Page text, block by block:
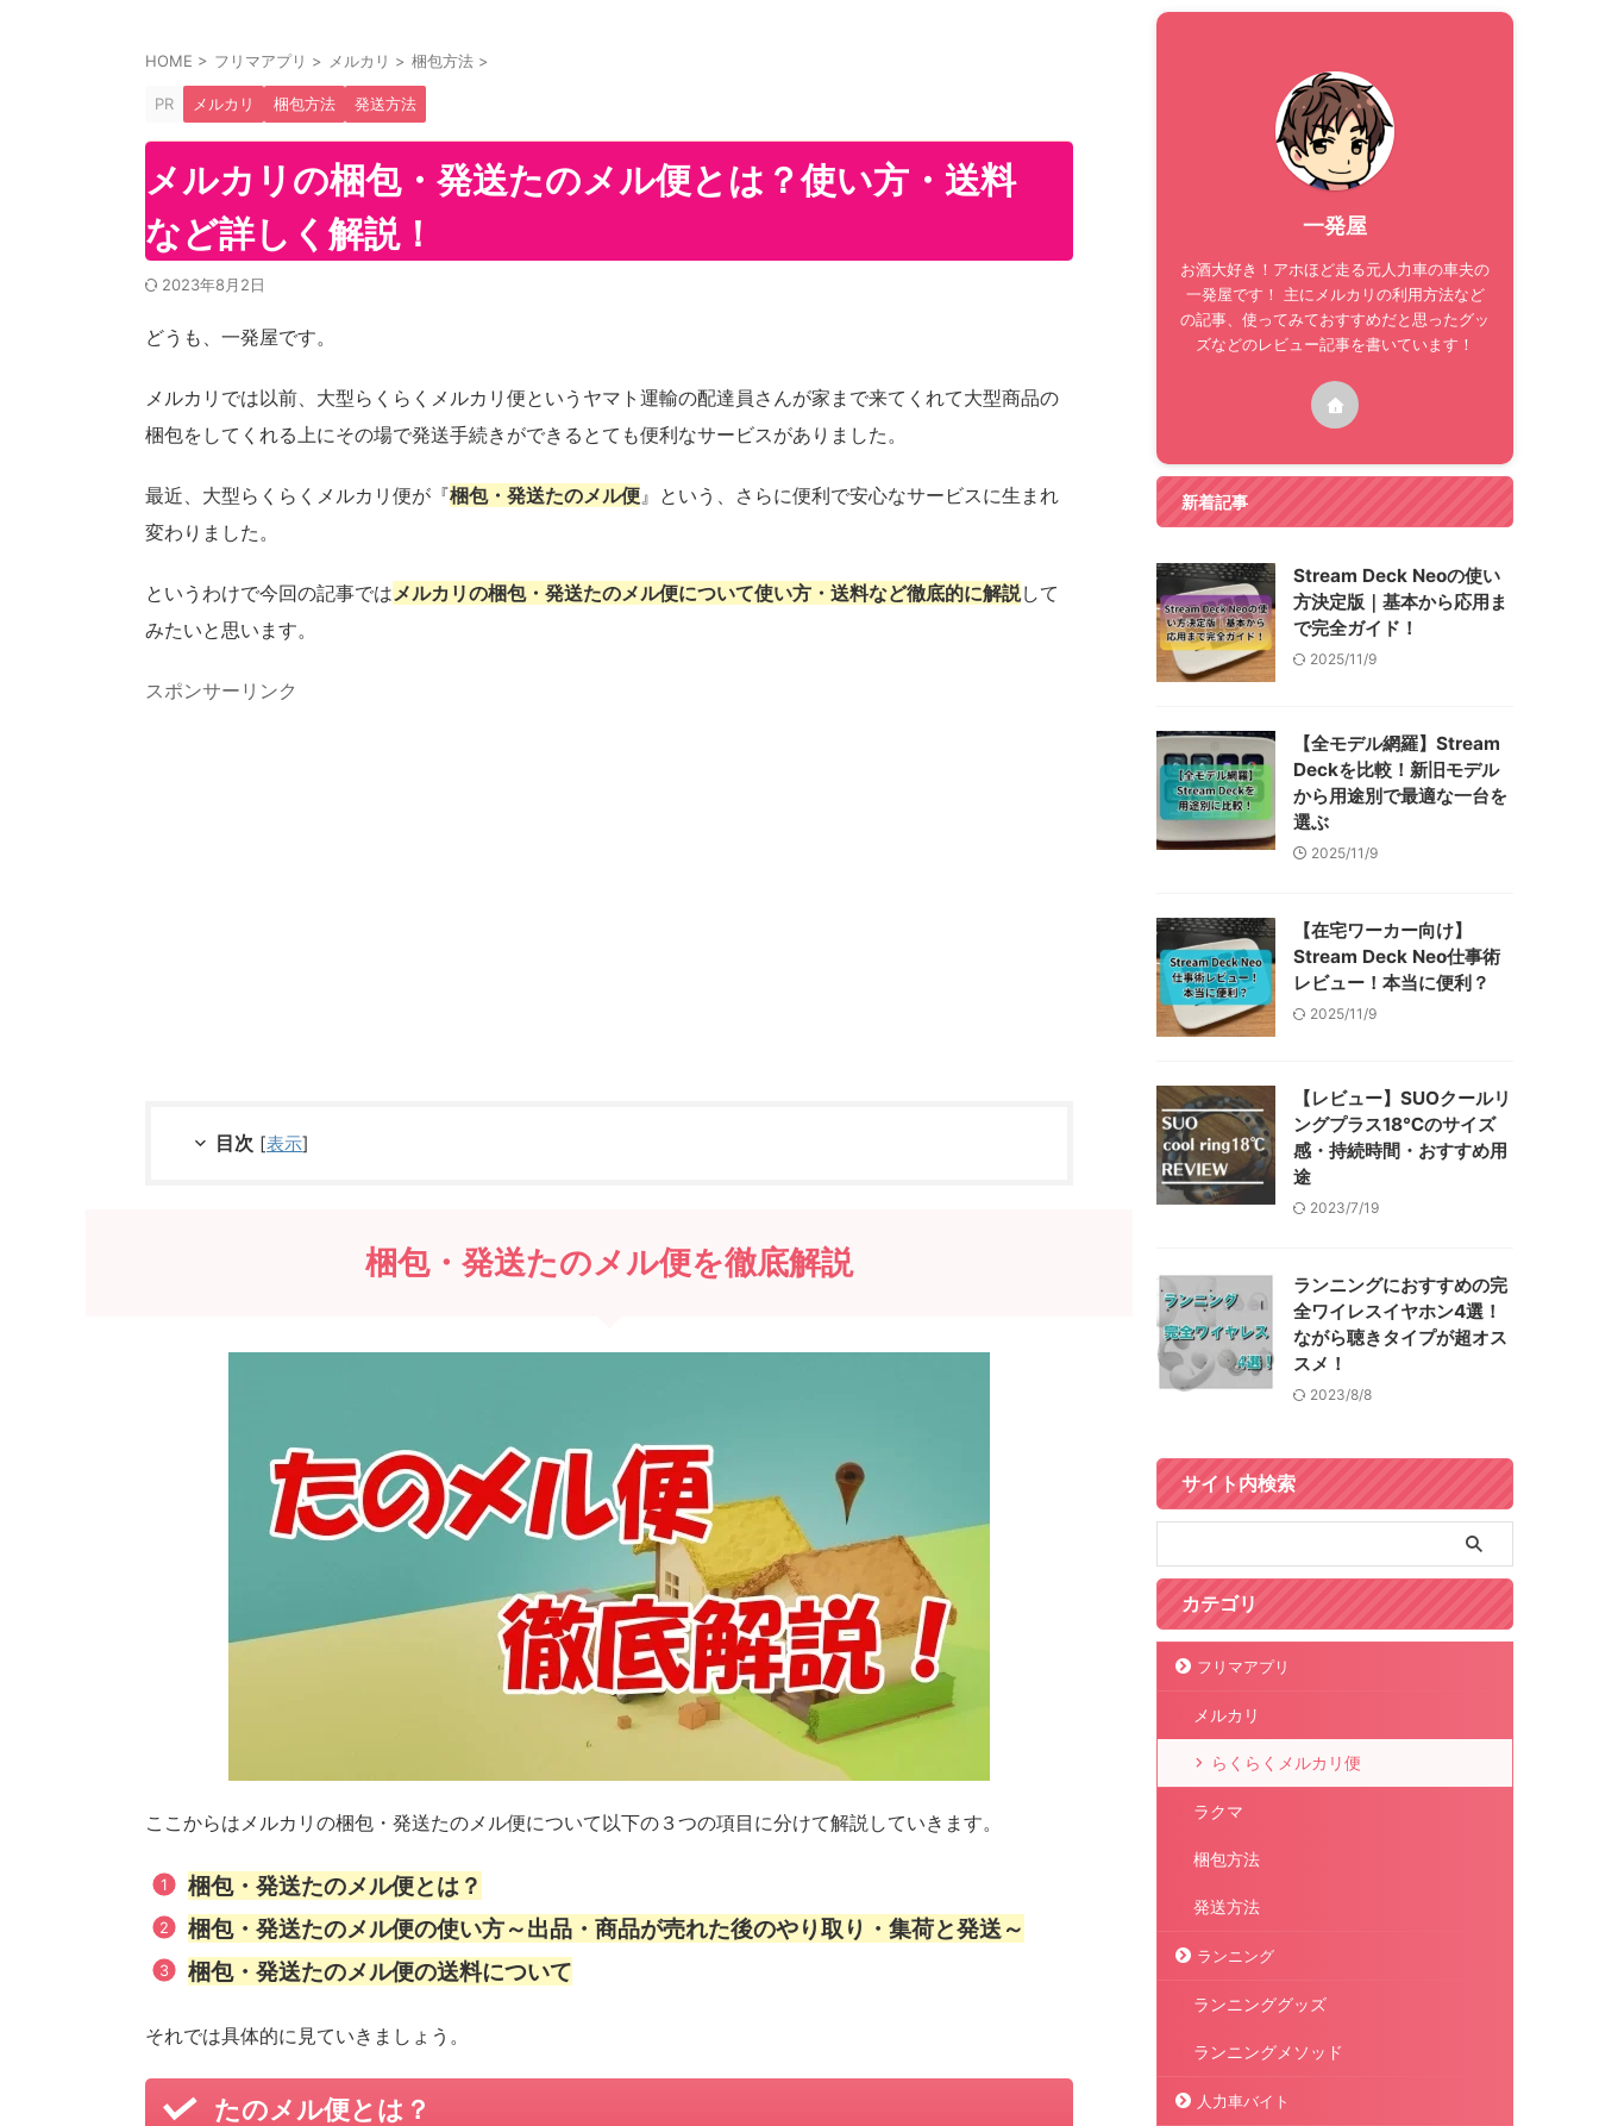
HOME > フリマアプリ > メルカリ > 梱包方法 >
PR メルカリ 梱包方法 発送方法
メルカリの梱包・発送たのメル便とは？使い方・送料
など詳しく解説！
2023年8月2日
どうも、一発屋です。
メルカリでは以前、大型らくらくメルカリ便というヤマト運輸の配達員さんが家まで来てくれて大型商品の
梱包をしてくれる上にその場で発送手続きができるとても便利なサービスがありました。
最近、大型らくらくメルカリ便が『梱包・発送たのメル便』という、さらに便利で安心なサービスに生まれ
変わりました。
というわけで今回の記事ではメルカリの梱包・発送たのメル便について使い方・送料など徹底的に解説して
みたいと思います。
スポンサーリンク
目次 [表示]
梱包・発送たのメル便を徹底解説
ここからはメルカリの梱包・発送たのメル便について以下の３つの項目に分けて解説していきます。
梱包・発送たのメル便とは？
梱包・発送たのメル便の使い方～出品・商品が売れた後のやり取り・集荷と発送～
梱包・発送たのメル便の送料について
それでは具体的に見ていきましょう。
たのメル便とは？
一発屋
お酒大好き！アホほど走る元人力車の車夫の
一発屋です！ 主にメルカリの利用方法など
の記事、使ってみておすすめだと思ったグッ
ズなどのレビュー記事を書いています！
新着記事
Stream Deck Neoの使い
方決定版｜基本から応用ま
で完全ガイド！
2025/11/9
【全モデル網羅】Stream
Deckを比較！新旧モデル
から用途別で最適な一台を
選ぶ
2025/11/9
【在宅ワーカー向け】
Stream Deck Neo仕事術
レビュー！本当に便利？
2025/11/9
【レビュー】SUOクールリ
ングプラス18℃のサイズ
感・持続時間・おすすめ用
途
2023/7/19
ランニングにおすすめの完
全ワイレスイヤホン4選！
ながら聴きタイプが超オス
スメ！
2023/8/8
サイト内検索
カテゴリ
フリマアプリ
メルカリ
らくらくメルカリ便
ラクマ
梱包方法
発送方法
ランニング
ランニンググッズ
ランニングメソッド
人力車バイト